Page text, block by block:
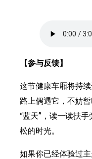
【参与反馈】
这节健康车厢将持
路上偶遇它，不妨
“蓝天”，读一读扶
松的时光。
如果你已经体验过